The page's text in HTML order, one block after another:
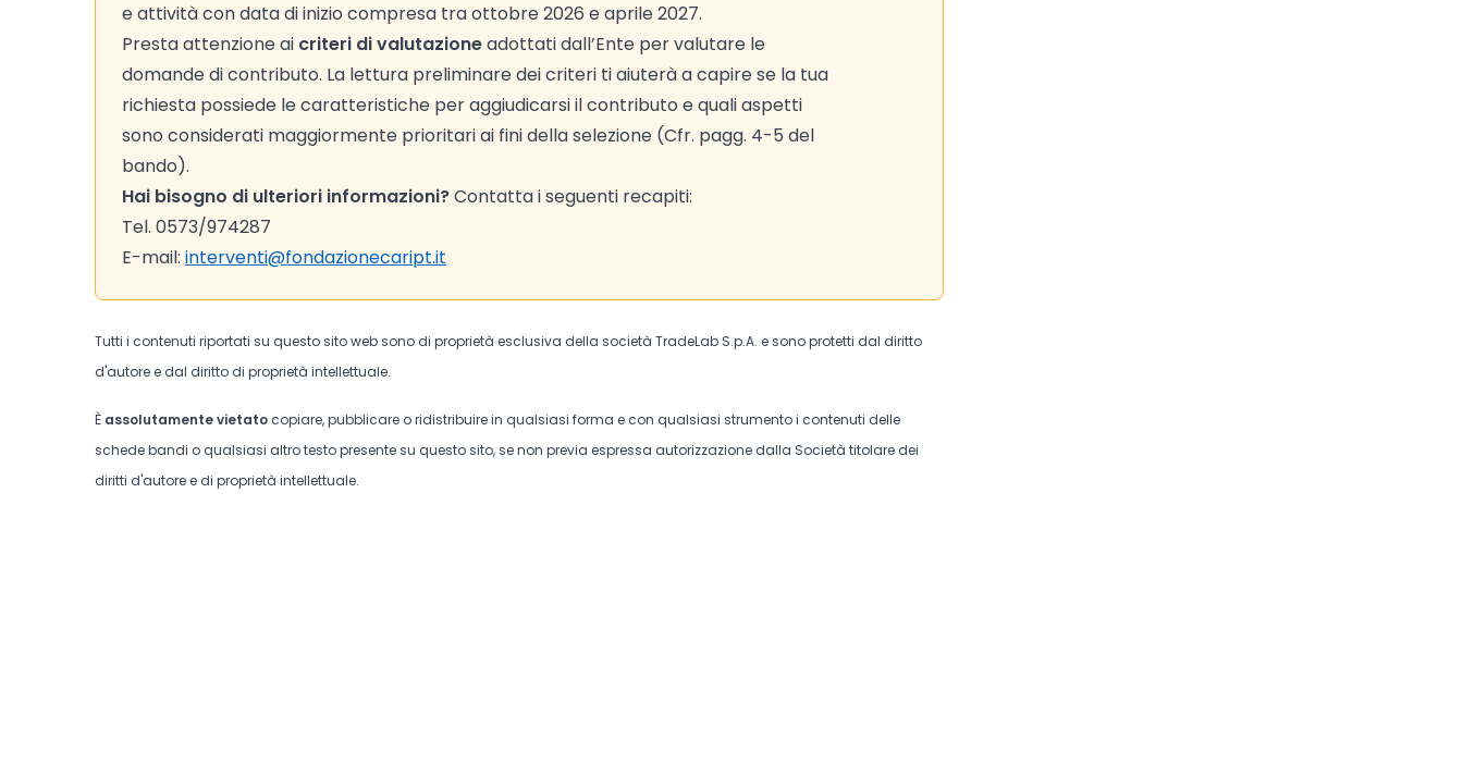
e attività con data di inizio compresa tra ottobre 2026 e aprile 2027.
Presta attenzione ai criteri di valutazioneadottati dall’Ente per valutare le
domande di contributo. La lettura preliminare dei criteri ti aiuterà a capire se la tua
richiesta possiede le caratteristiche per aggiudicarsi il contributo e quali aspetti
sono considerati maggiormente prioritari ai fini della selezione (Cfr. pagg. 4-5 del
bando).
Hai bisogno di ulteriori informazioni?Contatta i seguenti recapiti:
Tel. 0573/974287
E-mail: interventi@fondazionecaript.it
Tutti i contenuti riportati su questo sito web sono di proprietà esclusiva della società TradeLab S.p.A. e sono protetti dal diritto
d'autore e dal diritto di proprietà intellettuale.
È assolutamente vietato copiare, pubblicare o ridistribuire in qualsiasi forma e con qualsiasi strumento i contenuti delle
schede bandi o qualsiasi altro testo presente su questo sito, se non previa espressa autorizzazione dalla Società titolare dei
diritti d'autore e di proprietà intellettuale.